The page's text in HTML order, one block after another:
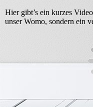
Hier gibt’s ein kurzes
unser Womo, sondern ein